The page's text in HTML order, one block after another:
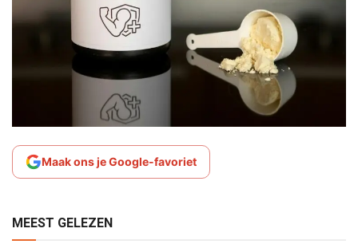
Maak ons je Google-favoriet
MEEST GELEZEN